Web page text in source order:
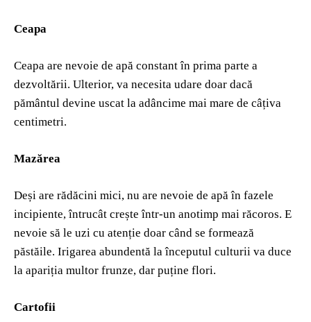
Ceapa
Ceapa are nevoie de apă constant în prima parte a
dezvoltării. Ulterior, va necesita udare doar dacă
pământul devine uscat la adâncime mai mare de câțiva
centimetri.
Mazărea
Deși are rădăcini mici, nu are nevoie de apă în fazele
incipiente, întrucât crește într-un anotimp mai răcoros. E
nevoie să le uzi cu atenție doar când se formează
păstăile. Irigarea abundentă la începutul culturii va duce
la apariția multor frunze, dar puține flori.
Cartofii